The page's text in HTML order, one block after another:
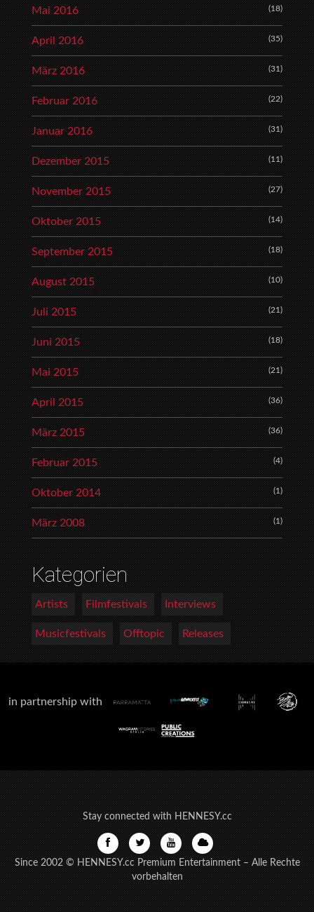
Mai 2016 (18)
April 2016 (35)
März 2016 (31)
Februar 2016 (22)
Januar 2016 (31)
Dezember 2015 (11)
November 2015 (27)
Oktober 2015 (14)
September 2015 (18)
August 2015 (10)
Juli 2015 (21)
Juni 2015 (18)
Mai 2015 (21)
April 2015 (36)
März 2015 (36)
Februar 2015 (4)
Oktober 2014 (1)
März 2008 (1)
Kategorien
Artists Filmfestivals Interviews
Musicfestivals Offtopic Releases
in partnership with
Stay connected with HENNESY.cc
Since 2002 © HENNESY.cc Premium Entertainment – Alle Rechte
vorbehalten